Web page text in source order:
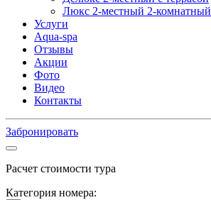
Люкс 2-местный 2-комнатный
Услуги
Aqua-spa
Отзывы
Акции
Фото
Видео
Контакты
Забронировать
Расчет стоимости тура
Категория номера: